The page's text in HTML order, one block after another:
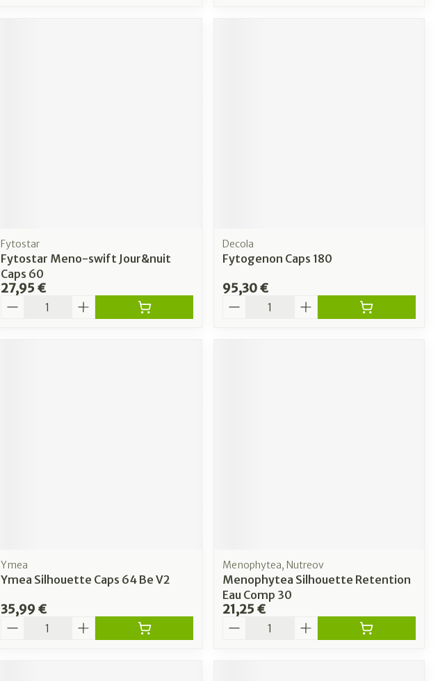
Fytostar
Fytostar Meno-swift Jour&nuit
Caps 60
27,95 €
Quantité
Decola
Fytogenon Caps 180
95,30 €
Quantité
Ymea
Ymea Silhouette Caps 64 Be V2
35,99 €
Quantité
Menophytea, Nutreov
Menophytea Silhouette Retention
Eau Comp 30
21,25 €
Quantité